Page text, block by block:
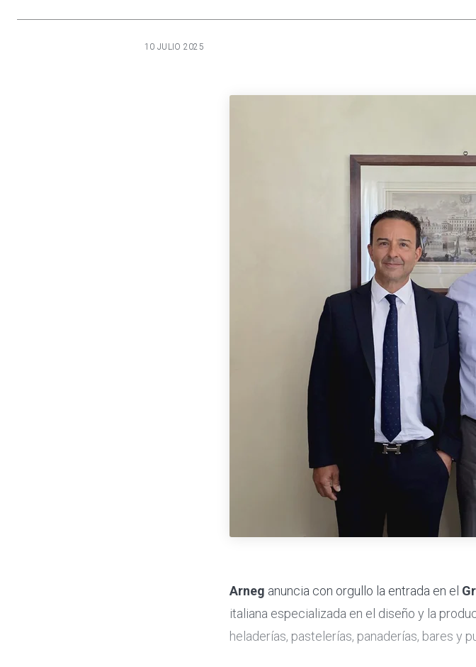
10 JULIO 2025
Arneg anuncia con orgullo la entrada en el
italiana especializada en el diseño y la
heladerías, pastelerías, panaderías, bares y